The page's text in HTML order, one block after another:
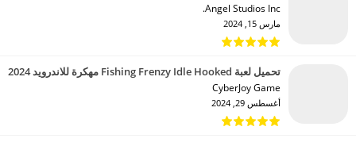
Angel Studios Inc.‏
مارس 15, 2024
تحميل لعبة Fishing Frenzy Idle Hooked مهكرة للاندرويد 2024
CyberJoy Game‏
أغسطس 29, 2024